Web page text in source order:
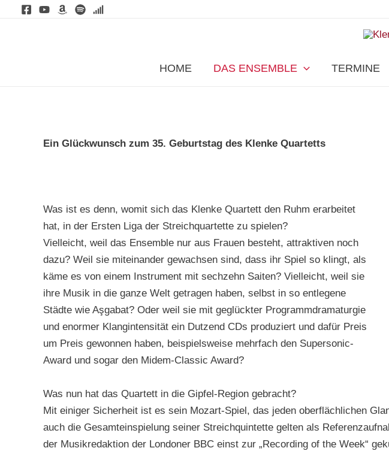
HOME DAS ENSEMBLE TERMINE
Ein Glückwunsch zum 35. Geburtstag des Klenke Quartetts
Was ist es denn, womit sich das Klenke Quartett den Ruhm erarbeitet
hat, in der Ersten Liga der Streichquartette zu spielen?
Vielleicht, weil das Ensemble nur aus Frauen besteht, attraktiven noch
dazu? Weil sie miteinander gewachsen sind, dass ihr Spiel so klingt, als
käme es von einem Instrument mit sechzehn Saiten? Vielleicht, weil sie
ihre Musik in die ganze Welt getragen haben, selbst in so entlegene
Städte wie Aşgabat? Oder weil sie mit geglückter Programmdramaturgie
und enormer Klangintensität ein Dutzend CDs produziert und dafür Preis
um Preis gewonnen haben, beispielsweise mehrfach den Supersonic-
Award und sogar den Midem-Classic Award?
Was nun hat das Quartett in die Gipfel-Region gebracht?
Mit einiger Sicherheit ist es sein Mozart-Spiel, das jeden oberflächlichen
auch die Gesamteinspielung seiner Streichquintette gelten als
der Musikredaktion der Londoner BBC einst zur „Recording of the Week“